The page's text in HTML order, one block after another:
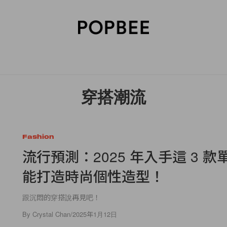
穿搭潮流
Fashion
流行預測：2025 年入手這 3 款
能打造時尚個性造型！
跟沉悶的穿搭說再見吧！
By Crystal Chan/2025年1月12日